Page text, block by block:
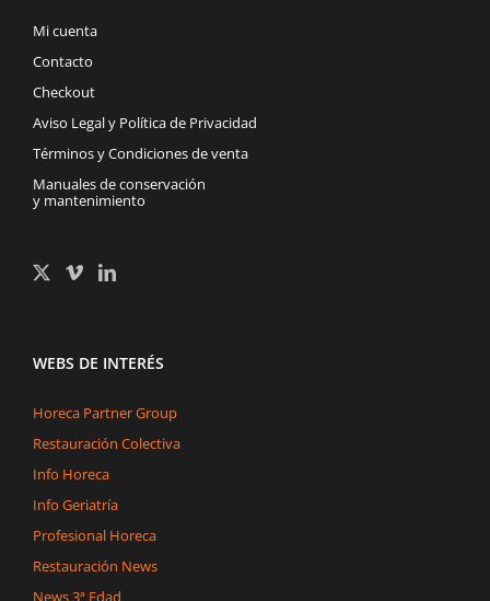
Mi cuenta
Contacto
Checkout
Aviso Legal y Política de Privacidad
Términos y Condiciones de venta
Manuales de conservación
y mantenimiento
WEBS DE INTERÉS
Horeca Partner Group
Restauración Colectiva
Info Horeca
Info Geriatría
Profesional Horeca
Restauración News
News 3ª Edad